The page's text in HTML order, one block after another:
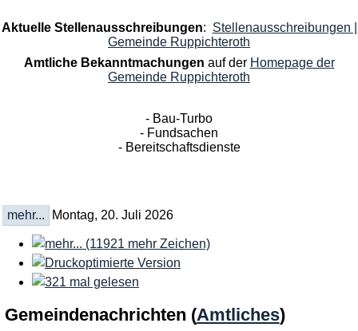
Aktuelle Stellenausschreibungen: Stellenausschreibungen |
Gemeinde Ruppichteroth
Amtliche Bekanntmachungen auf der Homepage der
Gemeinde Ruppichteroth
- Bau-Turbo
- Fundsachen
- Bereitschaftsdienste
mehr... Montag, 20. Juli 2026
Gemeindenachrichten (Amtliches)